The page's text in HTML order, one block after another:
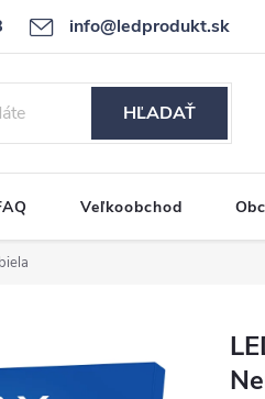
info@ledprodukt.sk
HĽADAŤ
Veľkoobchod